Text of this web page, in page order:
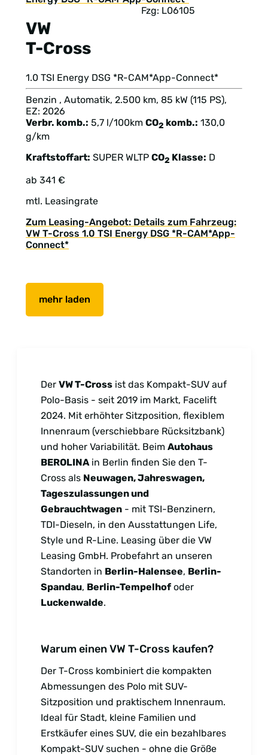
VW
T-Cross
Fzg: L06105
1.0 TSI Energy DSG *R-CAM*App-Connect*
Benzin , Automatik, 2.500 km, 85 kW (115 PS),
EZ: 2026
Verbr. komb.: 5,7 l/100km CO2 komb.: 130,0
g/km
Kraftstoffart: SUPER WLTP CO2 Klasse: D
ab 341 €
mtl. Leasingrate
Zum Leasing-Angebot: Details zum Fahrzeug:
VW T-Cross 1.0 TSI Energy DSG *R-CAM*App-
Connect*
mehr laden
Der VW T-Cross ist das Kompakt-SUV auf
Polo-Basis - seit 2019 im Markt, Facelift
2024. Mit erhöhter Sitzposition, flexiblem
Innenraum (verschiebbare Rücksitzbank)
und hoher Variabilität. Beim Autohaus
BEROLINA in Berlin finden Sie den T-
Cross als Neuwagen, Jahreswagen,
Tageszulassungen und
Gebrauchtwagen - mit TSI-Benzinern,
TDI-Dieseln, in den Ausstattungen Life,
Style und R-Line. Leasing über die VW
Leasing GmbH. Probefahrt an unseren
Standorten in Berlin-Halensee, Berlin-
Spandau, Berlin-Tempelhof oder
Luckenwalde.
Warum einen VW T-Cross kaufen?
Der T-Cross kombiniert die kompakten
Abmessungen des Polo mit SUV-
Sitzposition und praktischem Innenraum.
Ideal für Stadt, kleine Familien und
Erstkäufer eines SUV, die ein bezahlbares
Kompakt-SUV suchen - ohne die Größe